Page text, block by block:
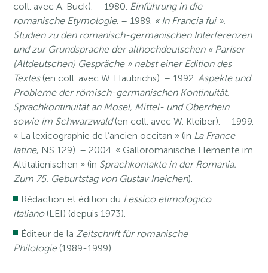
coll. avec A. Buck). – 1980. Einführung in die
romanische Etymologie. – 1989. « In Francia fui ».
Studien zu den romanisch-germanischen Interferenzen
und zur Grundsprache der althochdeutschen « Pariser
(Altdeutschen) Gespräche » nebst einer Edition des
Textes(en coll. avec W. Haubrichs). – 1992.Aspekte und
Probleme der römisch-germanischen Kontinuität.
Sprachkontinuität an Mosel, Mittel- und Oberrhein
sowie im Schwarzwald(en coll. avec W. Kleiber). – 1999.
« La lexicographie de l’ancien occitan » (in La France
latine, NS 129). – 2004. « Galloromanische Elemente im
Altitalienischen » (in Sprachkontakte in der Romania.
Zum 75. Geburtstag von Gustav Ineichen).
Rédaction et édition du Lessico etimologico
italiano(LEI) (depuis 1973).
Éditeur de laZeitschrift für romanische
Philologie(1989-1999).